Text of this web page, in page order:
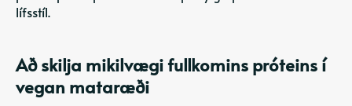
lífsstíl.
Að skilja mikilvægi fullkomins próteins í
vegan mataræði